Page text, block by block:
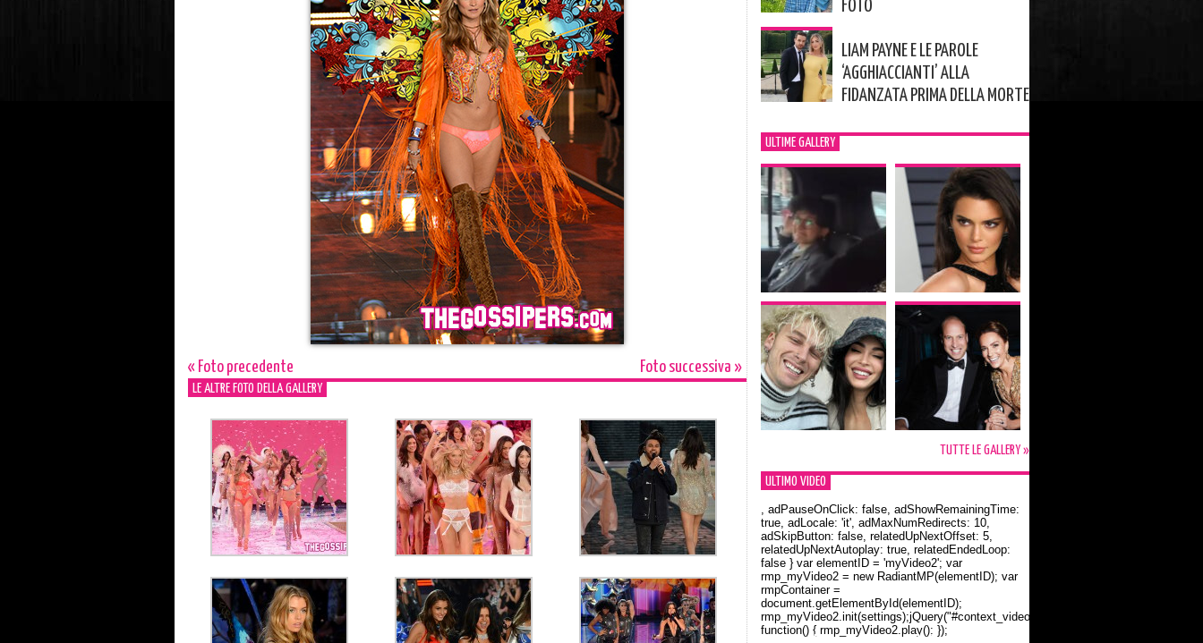
« Foto precedente Foto successiva »
LE ALTRE FOTO DELLA GALLERY
FOTO
LIAM PAYNE E LE PAROLE
‘AGGHIACCIANTI’ ALLA
FIDANZATA PRIMA DELLA MORTE
ULTIME GALLERY
TUTTE LE GALLERY »
ULTIMO VIDEO
Orlando Bloom e la t-shirt dedicata a Flynn
, adPauseOnClick: false, adShowRemainingTime:
true, adLocale: 'it', adMaxNumRedirects: 10,
adSkipButton: false, relatedUpNextOffset: 5,
relatedUpNextAutoplay: true, relatedEndedLoop:
false } var elementID = 'myVideo2'; var
rmp_myVideo2 = new RadiantMP(elementID); var
rmpContainer =
document.getElementById(elementID);
rmp_myVideo2.init(settings);jQuery("#context_video2").one("mouseover",
function() { rmp_myVideo2.play(); });